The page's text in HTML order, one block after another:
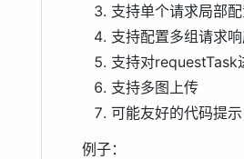
支持单个请求局部
支持配置多组请求
支持对requestTask
支持多图上传
可能友好的代码提示
例子：